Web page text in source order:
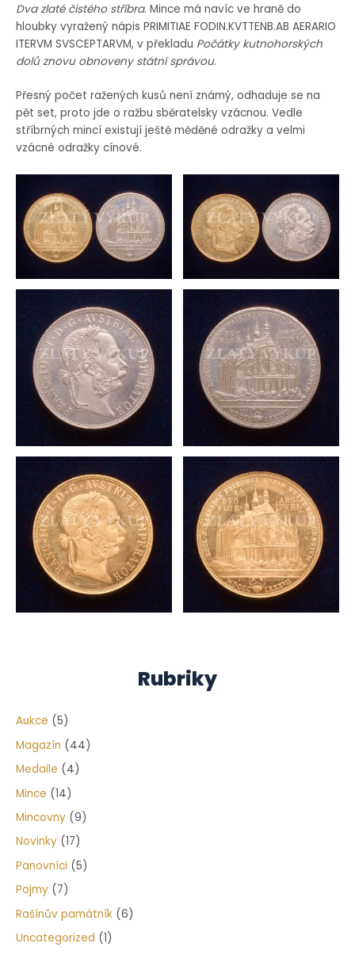
Dva zlaté čistého stříbra. Mince má navíc ve hraně do
hloubky vyražený nápis PRIMITIAE FODIN.KVTTENB.AB AERARIO
ITERVM SVSCEPTARVM, v překladu Počátky kutnohorských
dolů znovu obnoveny státní správou.
Přesný počet ražených kusů není známý, odhaduje se na
pět set, proto jde o ražbu sběratelsky vzácnou. Vedle
stříbrných mincí existují ještě měděné odražky a velmi
vzácné odražky cínové.
Rubriky
Aukce (5)
Magazín (44)
Medaile (4)
Mince (14)
Mincovny (9)
Novinky (17)
Panovníci (5)
Pojmy (7)
Rašínův památník (6)
Uncategorized (1)